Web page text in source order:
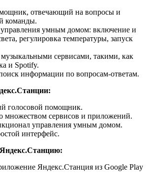
отвечающий на вопросы и
команды.
умным домом: включение и
регулировка температуры, запуск
сервисами, такими, как
и Spotify.
информации по вопросам-ответам.
голосовой помощник.
множеством сервисов и приложений.
управления умным домом.
интерфейс.
Яндекс.Станция из Google Play